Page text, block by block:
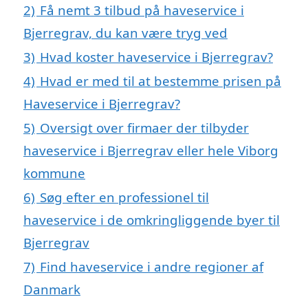
2) Få nemt 3 tilbud på haveservice i
Bjerregrav, du kan være tryg ved
3) Hvad koster haveservice i Bjerregrav?
4) Hvad er med til at bestemme prisen på
Haveservice i Bjerregrav?
5) Oversigt over firmaer der tilbyder
haveservice i Bjerregrav eller hele Viborg
kommune
6) Søg efter en professionel til
haveservice i de omkringliggende byer til
Bjerregrav
7) Find haveservice i andre regioner af
Danmark